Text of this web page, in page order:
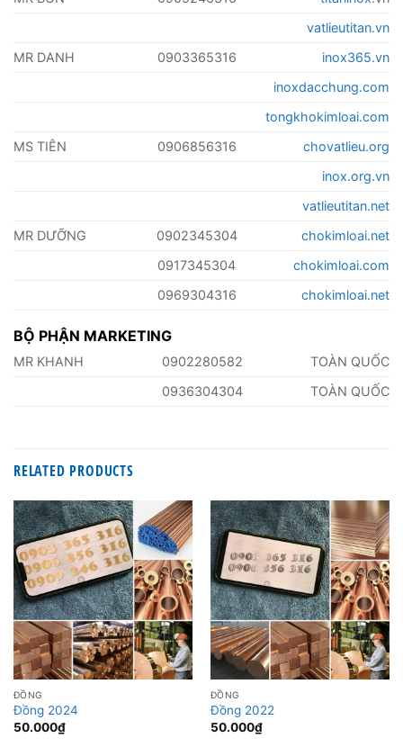
vatlieutitan.vn
MR DANH
0903365316
inox365.vn
inoxdacchung.com
tongkhokimloai.com
MS TIÊN
0906856316
chovatlieu.org
inox.org.vn
vatlieutitan.net
MR DƯỠNG
0902345304
chokimloai.net
0917345304
chokimloai.com
0969304316
chokimloai.net
BỘ PHẬN MARKETING
MR KHANH 0902280582
TOÀN QUỐC
0936304304
TOÀN QUỐC
RELATED PRODUCTS
ĐỒNG
Đồng 2024
50.000₫
ĐỒNG
Đồng 2022
50.000₫